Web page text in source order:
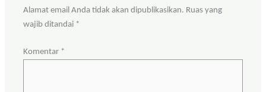
Alamat email Anda tidak akan dipublikasikan. Ruas yang
wajib ditandai *
Komentar *